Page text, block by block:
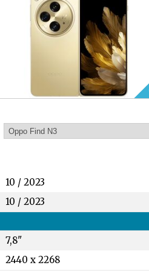
10 / 2023
10 / 2023
7,8"
2440 x 2268